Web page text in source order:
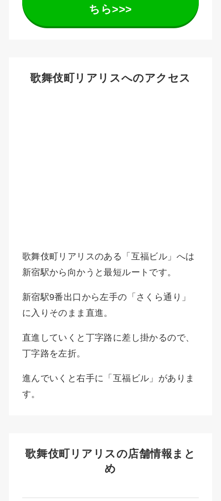
ちら>>>
歌舞伎町リアリスへのアクセス
歌舞伎町リアリスのある「互福ビル」へは
新宿駅から向かうと最短ルートです。
新宿駅9番出口から左手の「さくら通り」
に入りそのまま直進。
直進していくと丁字路に差し掛かるので、
丁字路を左折。
進んでいくと右手に「互福ビル」がありま
す。
歌舞伎町リアリスの店舗情報まと
め